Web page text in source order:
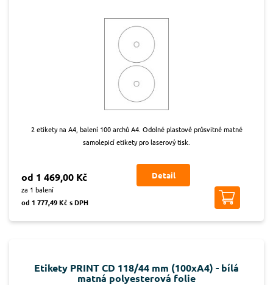
2 etikety na A4, balení 100 archů A4. Odolné plastové průsvitné matné
samolepicí etikety pro laserový tisk.
od 1 469,00 Kč
za 1 balení
od 1 777,49 Kč s DPH
Detail
Etikety PRINT CD 118/44 mm (100xA4) - bílá
matná polyesterová folie